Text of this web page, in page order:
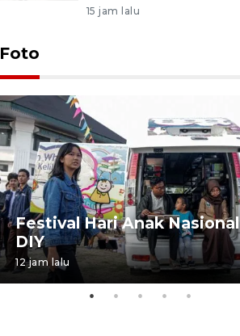
15 jam lalu
Foto
Festival Hari Anak Nasional
DIY
12 jam lalu